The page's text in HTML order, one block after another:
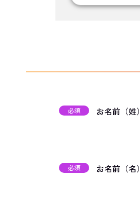
必須 お名前（姓）
必須 お名前（名）